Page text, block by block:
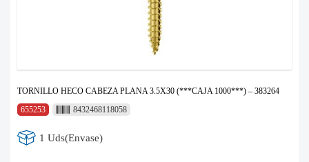
TORNILLO HECO CABEZA PLANA 3.5X30 (***CAJA 1000***) – 383264
655253
8432468118058
1 Uds(Envase)